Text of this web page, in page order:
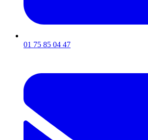
01 75 85 04 47